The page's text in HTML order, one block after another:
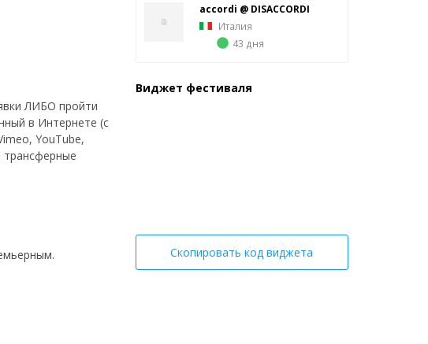
ЛИБО пройти
в Интернете (с
YouTube,
трансферные
accordi @ DISACCORDI
Италия
43 дня
Виджет фестиваля
Скопировать код виджета